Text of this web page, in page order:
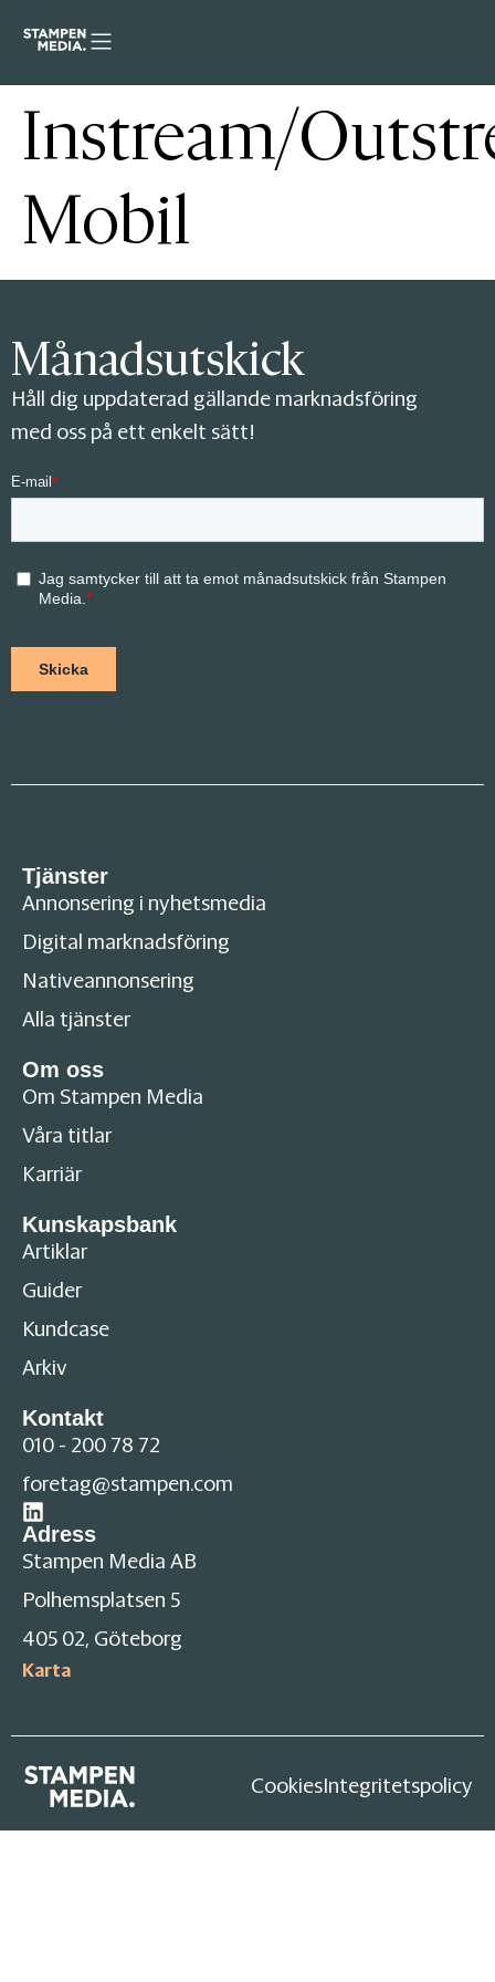
Instream/
Mobil
Månadsutskick
Håll dig uppdaterad gällande marknadsföring
med oss på ett enkelt sätt!
Tjänster
Annonsering i nyhetsmedia
Digital marknadsföring
Nativeannonsering
Alla tjänster
Om oss
Om Stampen Media
Våra titlar
Karriär
Kunskapsbank
Artiklar
Guider
Kundcase
Arkiv
Kontakt
010 - 200 78 72
foretag@stampen.com
Adress
Stampen Media AB
Polhemsplatsen 5
405 02, Göteborg
Karta
CookiesIntegritetspolicy